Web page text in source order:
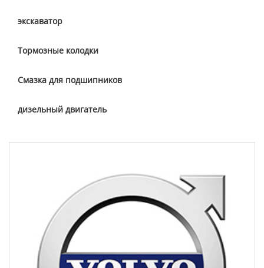
экскаватор
Тормозные колодки
Смазка для подшипников
дизельный двигатель